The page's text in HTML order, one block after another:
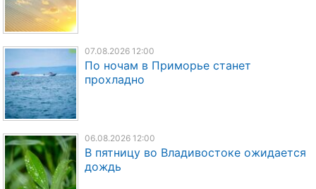
07.08.2026 12:00
По ночам в Приморье станет
прохладно
06.08.2026 12:00
В пятницу во Владивостоке ожидается
дождь